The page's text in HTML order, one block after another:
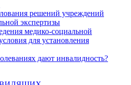
решений учреждений
экспертизы
медико-социальной
для установления
дают инвалидность?